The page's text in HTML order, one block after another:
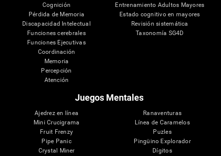
Cognición
Pérdida de Memoria
Discapacidad Intelectual
Funciones cerebrales
Funciones Ejecutivas
Coordinación
Memoria
Percepción
Atención
Entrenamiento Adultos Mayores
Estado cognitivo en mayores
Revisión sistemática
Taxonomía SG4D
Juegos Mentales
Ajedrez en línea
Mini Crucigrama
Fruit Frenzy
Pipe Panic
Crystal Miner
Ranaventuras
Línea de Caramelos
Puzles
Pingüino Explorador
Dígitos